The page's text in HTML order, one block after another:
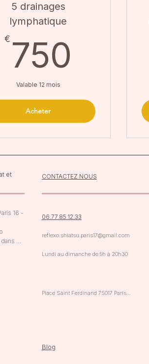
5 drainages
lymphatique
€ 750
Valable 12 mois
Acheter
et
CONTACTEZ NOUS
06.77.85.12.33
reflexo.shiatsu.paris17@gmail.com
Lundi au dimanche de 9h à 20h30
16 -
dans
Place Saint Ferdinand 75017 Paris
Blog